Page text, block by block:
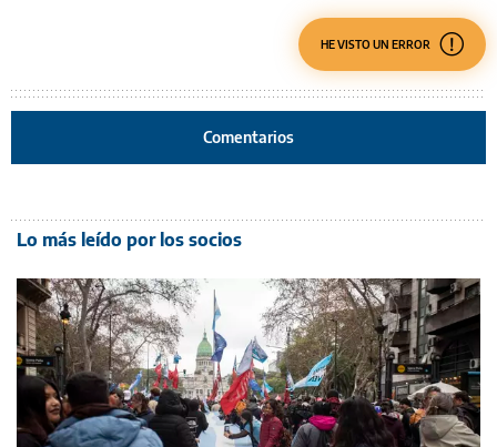
HE VISTO UN ERROR
Comentarios
Lo más leído por los socios